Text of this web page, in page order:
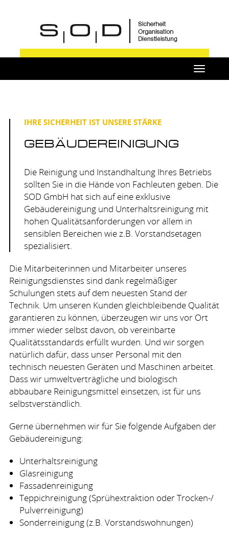
Toggle
IHRE SICHERHEIT IST UNSERE STÄRKE
GEBÄUDEREINIGUNG
Die Reinigung und Instandhaltung Ihres Betriebs
sollten Sie in die Hände von Fachleuten geben. Die
SOD GmbH hat sich auf eine exklusive
Gebäudereinigung und Unterhaltsreinigung mit
hohen Qualitätsanforderungen vor allem in
sensiblen Bereichen wie z.B. Vorstandsetagen
spezialisiert.
Die Mitarbeiterinnen und Mitarbeiter unseres
Reinigungsdienstes sind dank regelmäßiger
Schulungen stets auf dem neuesten Stand der
Technik. Um unseren Kunden gleichbleibende Qualität
garantieren zu können, überzeugen wir uns vor Ort
immer wieder selbst davon, ob vereinbarte
Qualitätsstandards erfüllt wurden. Und wir sorgen
natürlich dafür, dass unser Personal mit den
technisch neuesten Geräten und Maschinen arbeitet.
Dass wir umweltverträgliche und biologisch
abbaubare Reinigungsmittel einsetzen, ist für uns
selbstverständlich.
Gerne übernehmen wir für Sie folgende Aufgaben der
Gebäudereinigung:
Unterhaltsreinigung
Glasreinigung
Fassadenreinigung
Teppichreinigung (Sprühextraktion oder Trocken-/
Pulverreinigung)
Sonderreinigung (z.B. Vorstandswohnungen)